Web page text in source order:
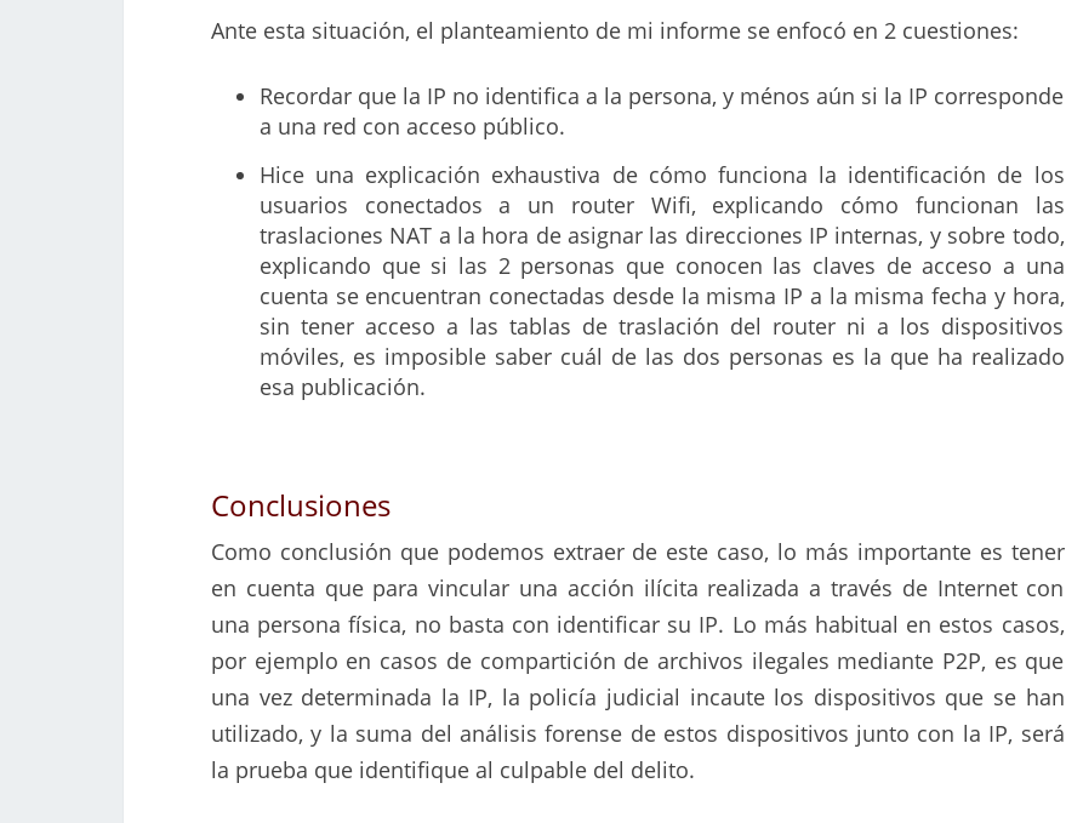
Ante esta situación, el planteamiento de mi informe se enfocó en 2 cuestiones:
Recordar que la IP no identifica a la persona, y ménos aún si la IP corresponde
a una red con acceso público.
Hice una explicación exhaustiva de cómo funciona la identificación de los
usuarios conectados a un router Wifi, explicando cómo funcionan las
traslaciones NAT a la hora de asignar las direcciones IP internas, y sobre todo,
explicando que si las 2 personas que conocen las claves de acceso a una
cuenta se encuentran conectadas desde la misma IP a la misma fecha y hora,
sin tener acceso a las tablas de traslación del router ni a los dispositivos
móviles, es imposible saber cuál de las dos personas es la que ha realizado
esa publicación.
Conclusiones
Como conclusión que podemos extraer de este caso, lo más importante es tener
en cuenta que para vincular una acción ilícita realizada a través de Internet con
una persona física, no basta con identificar su IP. Lo más habitual en estos casos,
por ejemplo en casos de compartición de archivos ilegales mediante P2P, es que
una vez determinada la IP, la policía judicial incaute los dispositivos que se han
utilizado, y la suma del análisis forense de estos dispositivos junto con la IP, será
la prueba que identifique al culpable del delito.